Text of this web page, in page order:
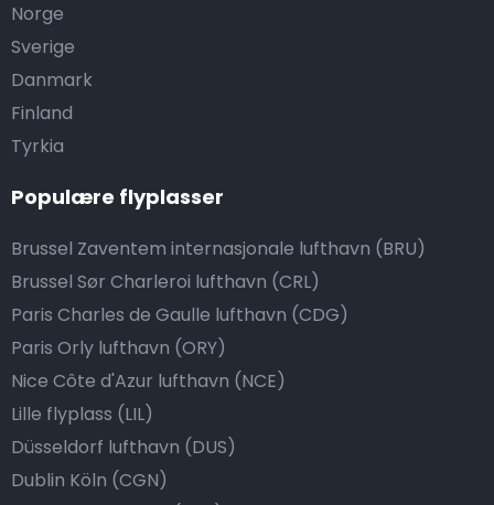
Norge
Sverige
Danmark
Finland
Tyrkia
Populære flyplasser
Brussel Zaventem internasjonale lufthavn (BRU)
Brussel Sør Charleroi lufthavn (CRL)
Paris Charles de Gaulle lufthavn (CDG)
Paris Orly lufthavn (ORY)
Nice Côte d'Azur lufthavn (NCE)
Lille flyplass (LIL)
Düsseldorf lufthavn (DUS)
Dublin Köln (CGN)